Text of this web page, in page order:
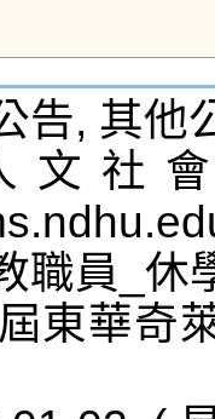
告, 其他
文社
職員_休
東華奇